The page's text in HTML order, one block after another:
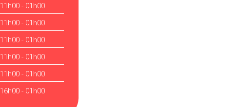
11h00 - 01h00
11h00 - 01h00
11h00 - 01h00
11h00 - 01h00
11h00 - 01h00
16h00 - 01h00